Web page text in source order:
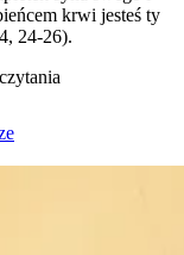
krwi jesteś ty
24-26).